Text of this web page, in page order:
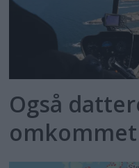
Også
omkommet